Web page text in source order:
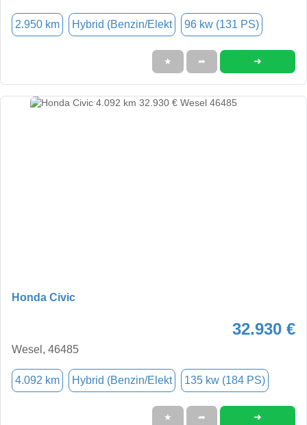
2.950 km Hybrid (Benzin/Elekt 96 kw (131 PS)
★ ➦ ➜
Honda Civic
32.930 €
Wesel, 46485
4.092 km Hybrid (Benzin/Elekt 135 kw (184 PS)
★ ➦ ➜